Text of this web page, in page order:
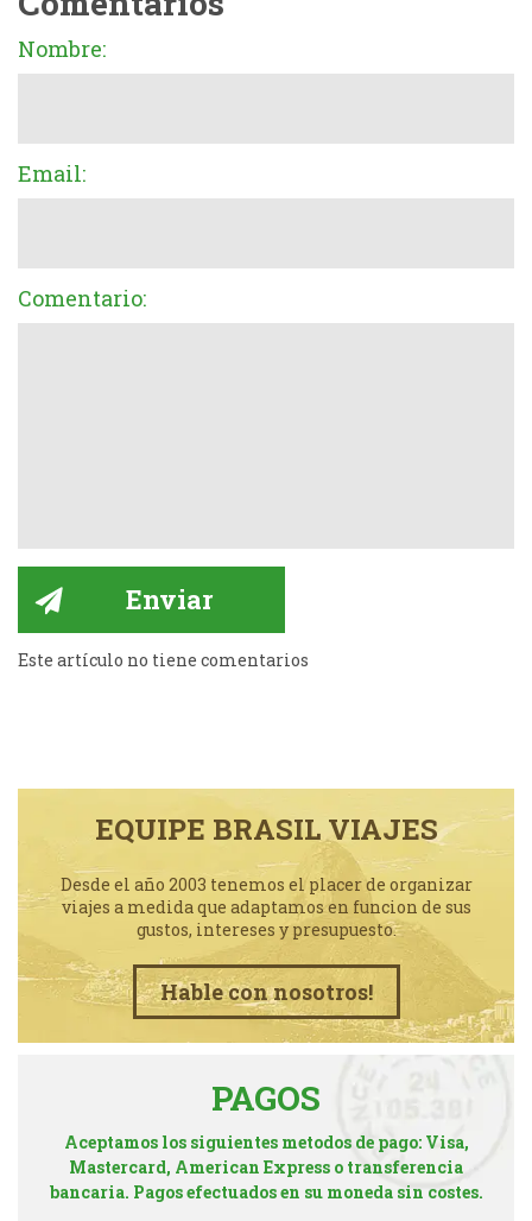
Nombre:
Email:
Comentario:
Este artículo no tiene comentarios
EQUIPE BRASIL VIAJES
Desde el año 2003 tenemos el placer de organizar
viajes a medida que adaptamos en funcion de sus
gustos, intereses y presupuesto.
Hable con nosotros!
PAGOS
Aceptamos los siguientes metodos de pago: Visa,
Mastercard, American Express o transferencia
bancaria. Pagos efectuados en su moneda sin costes.